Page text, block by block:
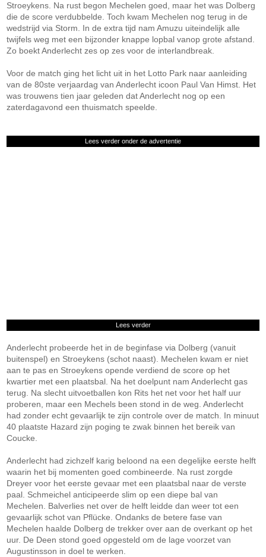
Stroeykens. Na rust begon Mechelen goed, maar het was Dolberg
die de score verdubbelde. Toch kwam Mechelen nog terug in de
wedstrijd via Storm. In de extra tijd nam Amuzu uiteindelijk alle
twijfels weg met een bijzonder knappe lopbal vanop grote afstand.
Zo boekt Anderlecht zes op zes voor de interlandbreak.
Voor de match ging het licht uit in het Lotto Park naar aanleiding
van de 80ste verjaardag van Anderlecht icoon Paul Van Himst. Het
was trouwens tien jaar geleden dat Anderlecht nog op een
zaterdagavond een thuismatch speelde.
Lees verder onder de advertentie
Lees verder
Anderlecht probeerde het in de beginfase via Dolberg (vanuit
buitenspel) en Stroeykens (schot naast). Mechelen kwam er niet
aan te pas en Stroeykens opende verdiend de score op het
kwartier met een plaatsbal. Na het doelpunt nam Anderlecht gas
terug. Na slecht uitvoetballen kon Rits het net voor het half uur
proberen, maar een Mechels been stond in de weg. Anderlecht
had zonder echt gevaarlijk te zijn controle over de match. In minuut
40 plaatste Hazard zijn poging te zwak binnen het bereik van
Coucke.
Anderlecht had zichzelf karig beloond na een degelijke eerste helft
waarin het bij momenten goed combineerde. Na rust zorgde
Dreyer voor het eerste gevaar met een plaatsbal naar de verste
paal. Schmeichel anticipeerde slim op een diepe bal van
Mechelen. Balverlies net over de helft leidde dan weer tot een
gevaarlijk schot van Pflücke. Ondanks de betere fase van
Mechelen haalde Dolberg de trekker over aan de overkant op het
uur. De Deen stond goed opgesteld om de lage voorzet van
Augustinsson in doel te werken.